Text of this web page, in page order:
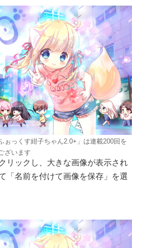
ぉっくす紺子ちゃん2.0+」は連載200回を
ざいます
リックし、大きな画像が表示され
「名前を付けて画像を保存」を選